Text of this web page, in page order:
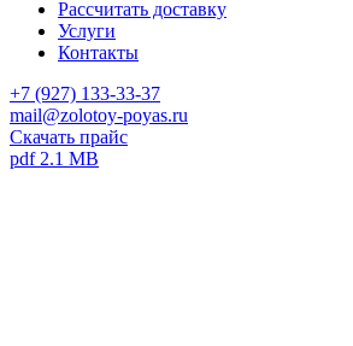
Рассчитать доставку
Услуги
Контакты
+7 (927) 133-33-37
mail@zolotoy-poyas.ru
Скачать прайс
pdf 2.1 MB